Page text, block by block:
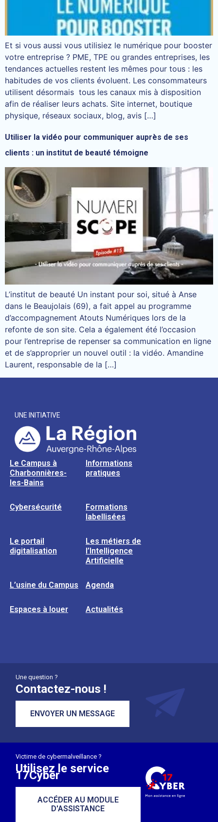
Et si vous aussi vous utilisiez le numérique pour booster
votre entreprise ? PME, TPE ou grandes entreprises, les
tendances actuelles restent les mêmes pour tous : les
habitudes de vos clients évoluent. Les consommateurs
utilisent désormais tous les canaux mis à disposition
afin de réaliser leurs achats. Site internet, boutique
physique, réseaux sociaux, blog, avis […]
Utiliser la vidéo pour communiquer auprès de ses
clients : un institut de beauté témoigne
L’institut de beauté Un instant pour soi, situé à Anse
dans le Beaujolais (69), a fait appel au programme
d’accompagnement Atouts Numériques lors de la
refonte de son site. Cela a également été l’occasion
pour l’entreprise de repenser sa communication en ligne
et de s’approprier un nouvel outil : la vidéo. Amandine
Laurent, responsable de la […]
UNE INITIATIVE
Le Campus à
Charbonnières-
les-Bains
Informations
pratiques
Cybersécurité
Formations
labellisées
Le portail
digitalisation
Les métiers de
l’Intelligence
Artificielle
L’usine du Campus Agenda
Espaces à louer Actualités
Une question ?
Contactez-nous !
ENVOYER UN MESSAGE
Victime de cybermalveillance ?
Utilisez le service
17Cyber
ACCÉDER AU MODULE
D'ASSISTANCE